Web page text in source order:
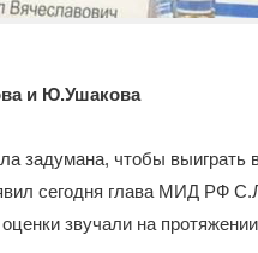
и Ю.Ушакова
задумана, чтобы выиграть
сегодня глава МИД РФ
звучали на протяжении